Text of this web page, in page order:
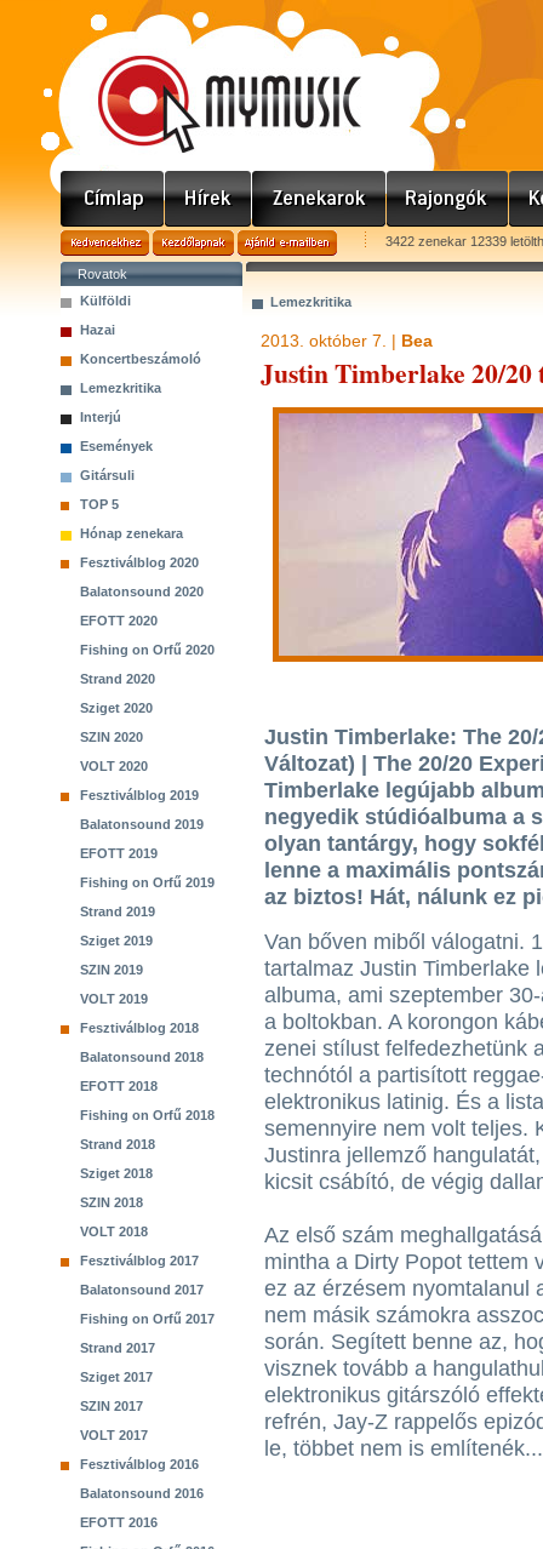
3422 zenekar 12339
Rovatok
Külföldi
Hazai
Koncertbeszámoló
Lemezkritika
Interjú
Események
Gitársuli
TOP 5
Hónap zenekara
Fesztiválblog 2020
Balatonsound 2020
EFOTT 2020
Fishing on Orfű 2020
Strand 2020
Sziget 2020
SZIN 2020
VOLT 2020
Fesztiválblog 2019
Balatonsound 2019
EFOTT 2019
Fishing on Orfű 2019
Strand 2019
Sziget 2019
SZIN 2019
VOLT 2019
Fesztiválblog 2018
Balatonsound 2018
EFOTT 2018
Fishing on Orfű 2018
Strand 2018
Sziget 2018
SZIN 2018
VOLT 2018
Fesztiválblog 2017
Balatonsound 2017
Fishing on Orfű 2017
Strand 2017
Sziget 2017
SZIN 2017
VOLT 2017
Fesztiválblog 2016
Balatonsound 2016
EFOTT 2016
Lemezkritika
2013. október 7. | Bea
Justin Timberlake 20/20
Justin Timberlake: The
Változat) | The 20/20
Timberlake legújabb
negyedik stúdióalbuma a
olyan tantárgy, hogy
lenne a maximális
az biztos! Hát, nálunk ez
Van bőven miből válogatni.
tartalmaz Justin Timberlake
albuma, ami szeptember
a boltokban. A korongon
zenei stílust felfedezhetünk
technótól a partisított
elektronikus latinig. És a
semennyire nem volt teljes.
Justinra jellemző
kicsit csábító, de végig
Az első szám
mintha a Dirty Popot tettem
ez az érzésem nyomtalanul
nem másik számokra
során. Segített benne az,
visznek tovább a
elektronikus gitárszóló
refrén, Jay-Z rappelős
le, többet nem is említenék...